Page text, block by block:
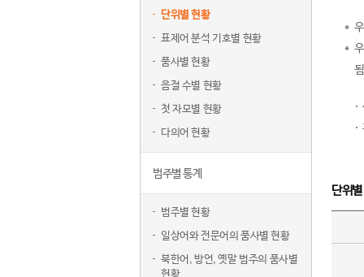
단위별 현황
표제어 분석 기호별 현황
품사별 현황
음절 수별 현황
첫 자모별 현황
다의어 현황
범주별 통계
범주별 현황
일상어와 전문어의 품사별 현황
북한어, 방언, 옛말 범주의 품사별
현황
단위